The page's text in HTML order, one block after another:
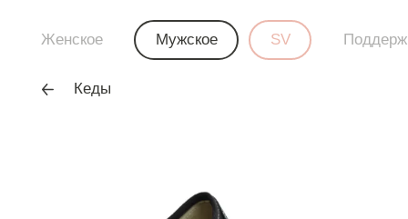
Женское Мужское SV
Кеды